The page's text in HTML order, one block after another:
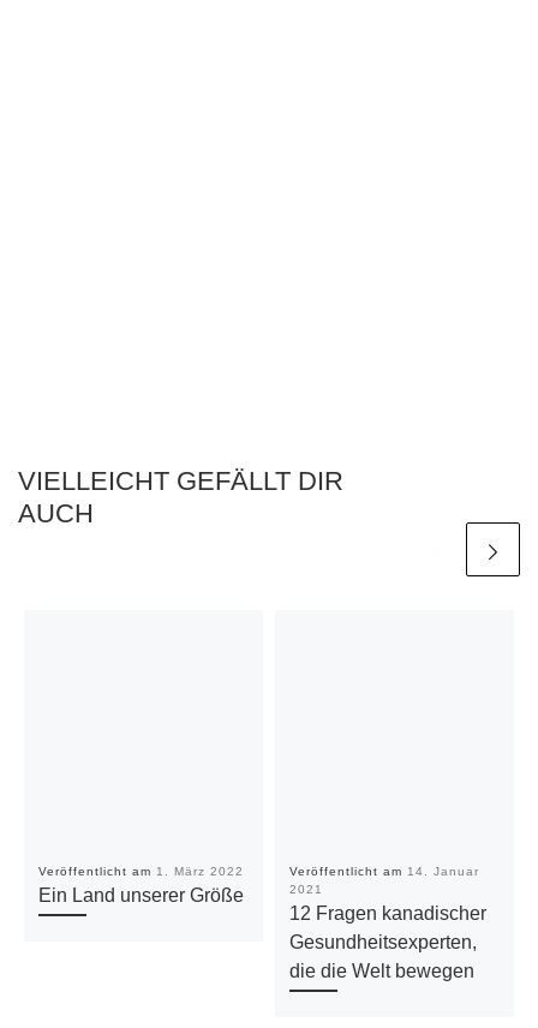
VIELLEICHT GEFÄLLT DIR
AUCH
Veröffentlicht am 1. März 2022
Ein Land unserer Größe
Veröffentlicht am 14. Januar
2021
12 Fragen kanadischer
Gesundheitsexperten,
die die Welt bewegen